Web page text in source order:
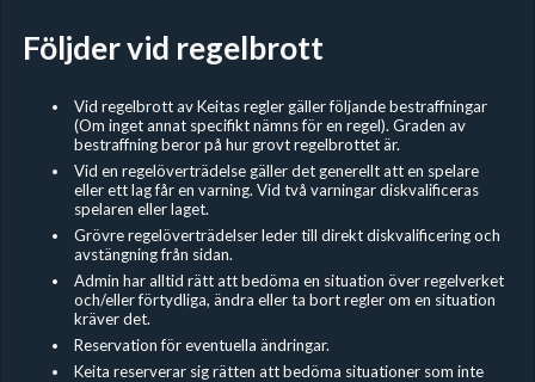
Följder vid regelbrott
Vid regelbrott av Keitas regler gäller följande bestraffningar
(Om inget annat specifikt nämns för en regel). Graden av
bestraffning beror på hur grovt regelbrottet är.
Vid en regelöverträdelse gäller det generellt att en spelare
eller ett lag får en varning. Vid två varningar diskvalificeras
spelaren eller laget.
Grövre regelöverträdelser leder till direkt diskvalificering och
avstängning från sidan.
Admin har alltid rätt att bedöma en situation över regelverket
och/eller förtydliga, ändra eller ta bort regler om en situation
kräver det.
Reservation för eventuella ändringar.
Keita reserverar sig rätten att bedöma situationer som inte